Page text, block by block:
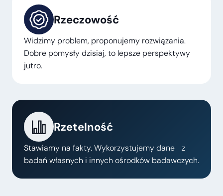
Rzeczowość
Widzimy problem, proponujemy rozwiązania.
Dobre pomysły dzisiaj, to lepsze perspektywy
jutro.
Rzetelność
Stawiamy na fakty. Wykorzystujemy dane z
badań własnych i innych ośrodków badawczych.